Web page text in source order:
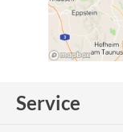
Service